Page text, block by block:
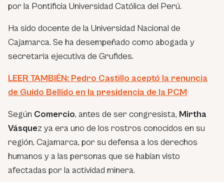
por la Pontificia Universidad Católica del Perú.
Ha sido docente de la Universidad Nacional de
Cajamarca. Se ha desempeñado como abogada y
secretaria ejecutiva de Grufides.
LEER TAMBIÉN: Pedro Castillo aceptó la renuncia
de Guido Bellido en la presidencia de la PCM
Según Comercio, antes de ser congresista, Mirtha
Vásquez ya era uno de los rostros conocidos en su
región, Cajamarca, por su defensa a los derechos
humanos y a las personas que se habían visto
afectadas por la actividad minera.